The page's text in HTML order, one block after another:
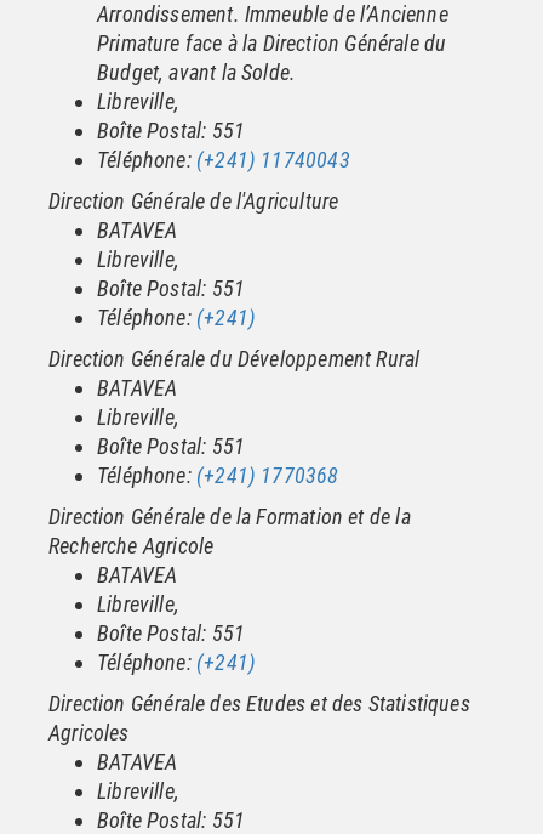
Arrondissement. Immeuble de l’Ancienne
Primature face à la Direction Générale du
Budget, avant la Solde.
Libreville,
Boîte Postal: 551
Téléphone: (+241) 11740043
Direction Générale de l'Agriculture
BATAVEA
Libreville,
Boîte Postal: 551
Téléphone: (+241)
Direction Générale du Développement Rural
BATAVEA
Libreville,
Boîte Postal: 551
Téléphone: (+241) 1770368
Direction Générale de la Formation et de la
Recherche Agricole
BATAVEA
Libreville,
Boîte Postal: 551
Téléphone: (+241)
Direction Générale des Etudes et des Statistiques
Agricoles
BATAVEA
Libreville,
Boîte Postal: 551